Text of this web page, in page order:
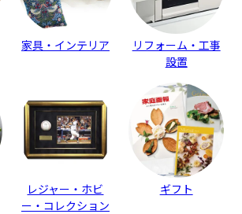
家具・インテリア
リフォーム・工事
設置
レジャー・ホビ
ー・コレクション
ギフト